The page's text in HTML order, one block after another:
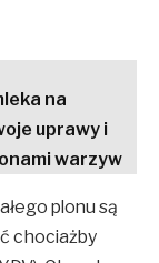
na
uprawy i
warzyw
plonu są
chociażby